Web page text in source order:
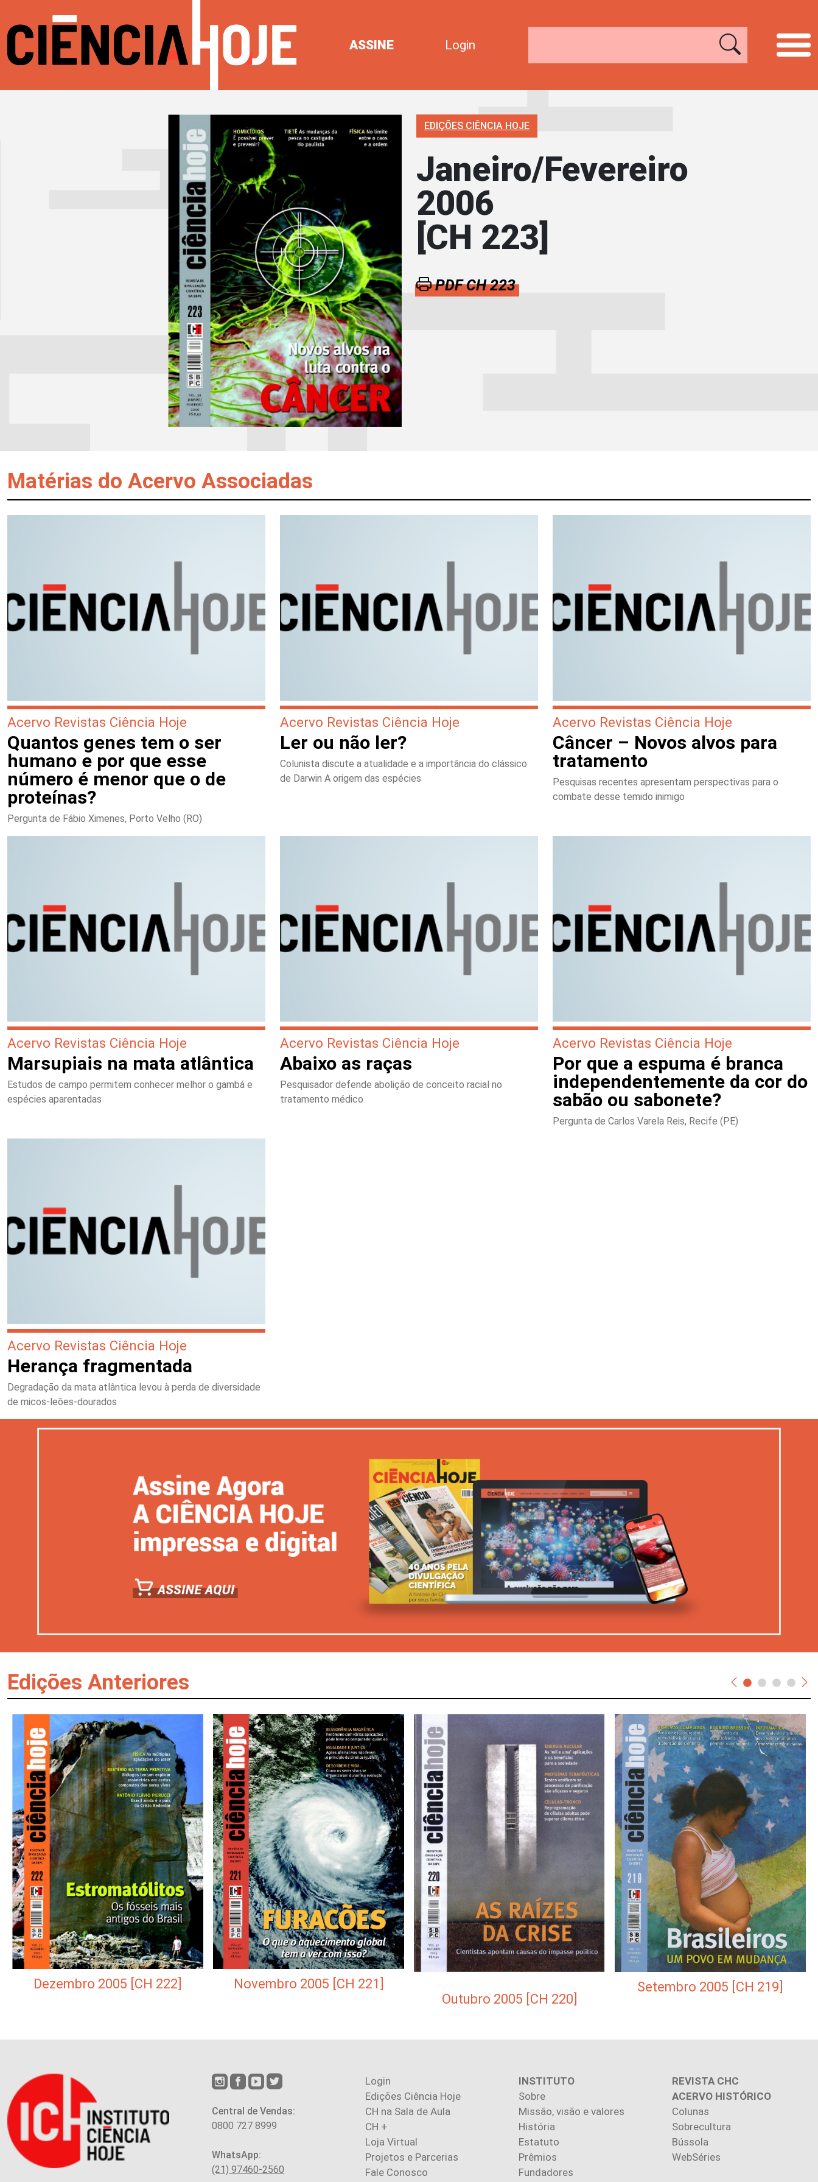
ASSINE Login
EDIÇÕES CIÊNCIA HOJE
Janeiro/Fevereiro
2006
[CH 223]
PDF CH 223
Matérias do Acervo Associadas
Acervo Revistas Ciência Hoje
Quantos genes tem o ser
humano e por que esse
número é menor que o de
proteínas?
Pergunta de Fábio Ximenes, Porto Velho (RO)
Acervo Revistas Ciência Hoje
Ler ou não ler?
Colunista discute a atualidade e a importância do clássico
de Darwin A origem das espécies
Acervo Revistas Ciência Hoje
Câncer – Novos alvos para
tratamento
Pesquisas recentes apresentam perspectivas para o
combate desse temido inimigo
Acervo Revistas Ciência Hoje
Marsupiais na mata atlântica
Estudos de campo permitem conhecer melhor o gambá e
espécies aparentadas
Acervo Revistas Ciência Hoje
Abaixo as raças
Pesquisador defende abolição de conceito racial no
tratamento médico
Acervo Revistas Ciência Hoje
Por que a espuma é branca
independentemente da cor do
sabão ou sabonete?
Pergunta de Carlos Varela Reis, Recife (PE)
Acervo Revistas Ciência Hoje
Herança fragmentada
Degradação da mata atlântica levou à perda de diversidade
de micos-leões-dourados
Edições Anteriores
Dezembro 2005 [CH 222]
Novembro 2005 [CH 221]
Outubro 2005 [CH 220]
Setembro 2005 [CH 219]
Central de Vendas:
0800 727 8999
WhatsApp:
(21) 97460-2560
Login
Edições Ciência Hoje
CH na Sala de Aula
CH +
Loja Virtual
Projetos e Parcerias
Fale Conosco
INSTITUTO
Sobre
Missão, visão e valores
História
Estatuto
Prêmios
Fundadores
REVISTA CHC
ACERVO HISTÓRICO
Colunas
Sobrecultura
Bússola
WebSéries